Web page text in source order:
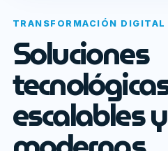
TRANSFORMACIÓN DIGITAL
Soluciones
escalables y